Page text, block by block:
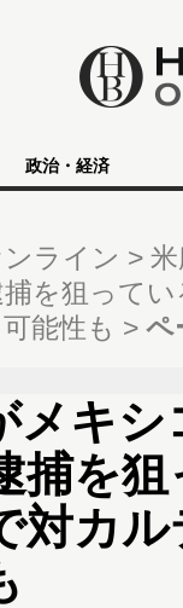
政治・経済
ライン
を狙って
能性も
ペ
メキ
捕を
対カ